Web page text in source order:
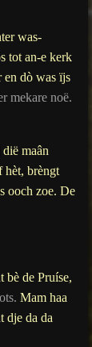
was-
tot an-e kerk
en dò was ïjs
mekare noë.
maân
hèt, brèngt
ooch zoe. De
bè de Pruíse,
Mam haa
dje da da